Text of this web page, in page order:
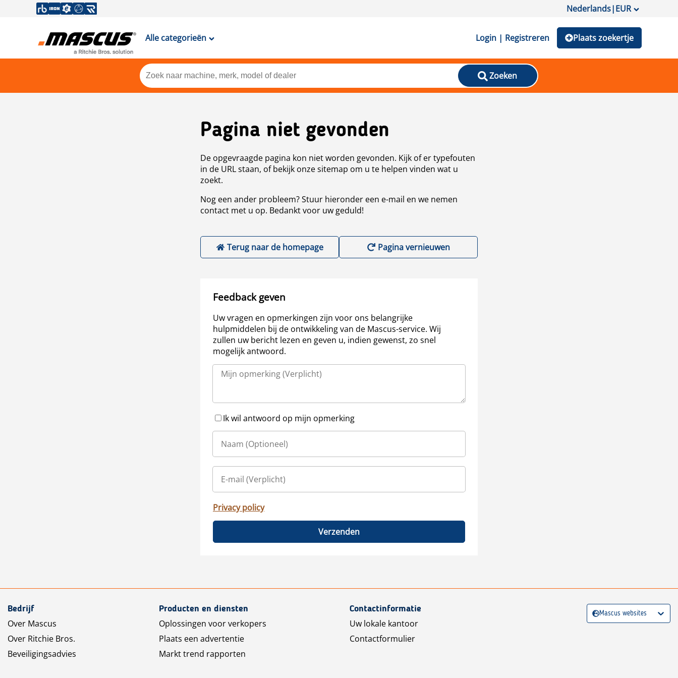
Nederlands|EUR
Alle categorieën Login | Registreren Plaats zoekertje
Zoeken
Pagina niet gevonden
De opgevraagde pagina kon niet worden gevonden. Kijk of er typefouten
in de URL staan, of bekijk onze sitemap om u te helpen vinden wat u
zoekt.
Nog een ander probleem? Stuur hieronder een e-mail en we nemen
contact met u op. Bedankt voor uw geduld!
Terug naar de homepage Pagina vernieuwen
Feedback geven
Uw vragen en opmerkingen zijn voor ons belangrijke
hulpmiddelen bij de ontwikkeling van de Mascus-service. Wij
zullen uw bericht lezen en geven u, indien gewenst, zo snel
mogelijk antwoord.
Ik wil antwoord op mijn opmerking
Privacy policy
Verzenden
Bedrijf
Over Mascus
Over Ritchie Bros.
Beveiligingsadvies
Producten en diensten
Oplossingen voor verkopers
Plaats een advertentie
Markt trend rapporten
Contactinformatie
Uw lokale kantoor
Contactformulier
Mascus websites